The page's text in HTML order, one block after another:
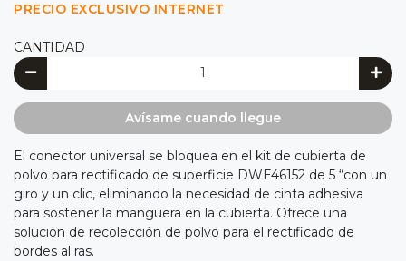
PRECIO EXCLUSIVO INTERNET
CANTIDAD
Avísame cuando llegue
El conector universal se bloquea en el kit de cubierta de
polvo para rectificado de superficie DWE46152 de 5 “con un
giro y un clic, eliminando la necesidad de cinta adhesiva
para sostener la manguera en la cubierta. Ofrece una
solución de recolección de polvo para el rectificado de
bordes al ras.